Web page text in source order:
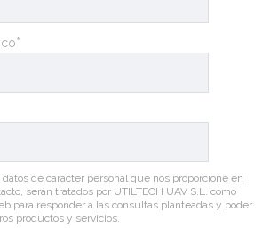
de carácter personal que nos proporcione en
serán tratados por UTILTECH UAV S.L. como
para responder a las consultas planteadas y poder
productos y servicios.